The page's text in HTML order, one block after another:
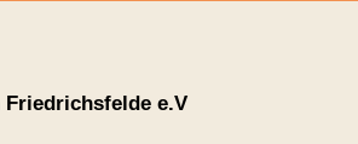
Friedrichsfelde e.V